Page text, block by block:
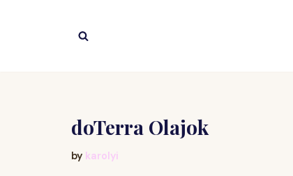
doTerra Olajok
by karolyi